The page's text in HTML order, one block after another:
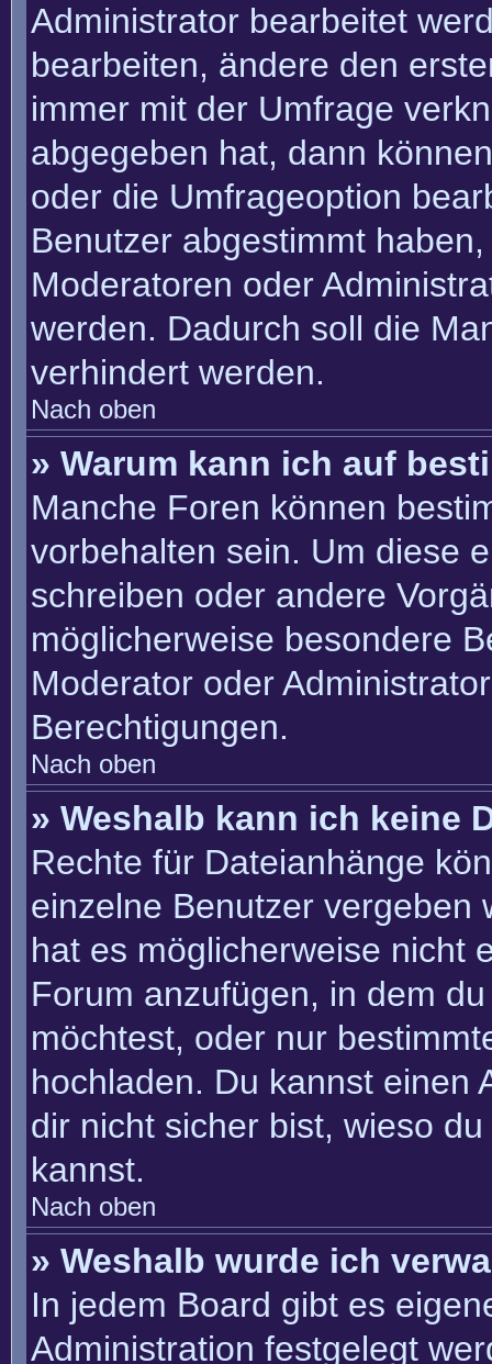
Administrator bearbeitet
bearbeiten, ändere den
immer mit der Umfrage
abgegeben hat, dann
oder die Umfrageoption
Benutzer abgestimmt
Moderatoren oder
werden. Dadurch soll die
verhindert werden.
Nach oben
» Warum kann ich auf
Manche Foren können
vorbehalten sein. Um diese
schreiben oder andere
möglicherweise besondere
Moderator oder
Berechtigungen.
Nach oben
» Weshalb kann ich keine
Rechte für Dateianhänge
einzelne Benutzer vergeben
hat es möglicherweise nicht
Forum anzufügen, in dem
möchtest, oder nur
hochladen. Du kannst einen
dir nicht sicher bist, wieso
kannst.
Nach oben
» Weshalb wurde ich
In jedem Board gibt es
Administration festgelegt